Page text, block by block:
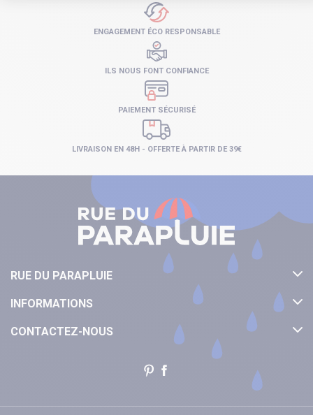
LIVRAISON EN 48H - OFFERTE À PARTIR DE 39€
PAIEMENT SÉCURISÉ
ENGAGEMENT ÉCO RESPONSABLE
ILS NOUS FONT CONFIANCE
RUE DU PARAPLUIE
INFORMATIONS
CONTACTEZ-NOUS